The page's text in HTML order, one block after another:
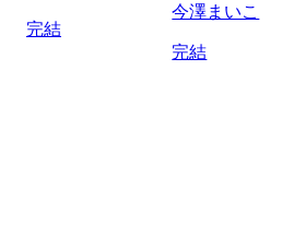
完結
今澤まいこ
完結